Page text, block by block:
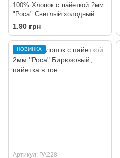
100% Хлопок с пайеткой 2мм
"Роса" Светлый холодный
серый, пайетка серебро
1.90 грн
НОВИНКА
Артикул: PA228